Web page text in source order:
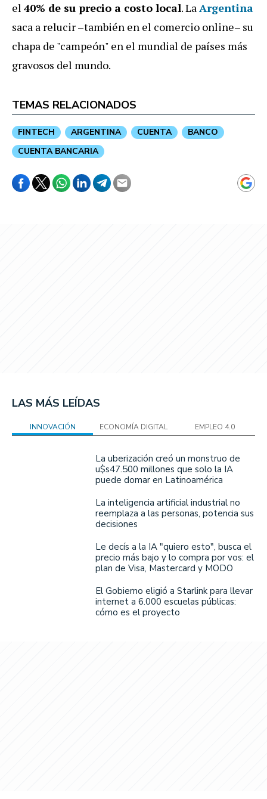
el 40% de su precio a costo local. LaArgentina
saca a relucir –también en el comercio online– su
chapa de "campeón" en el mundial de países más
gravosos del mundo.
TEMAS RELACIONADOS
FINTECH ARGENTINA CUENTA
BANCO
CUENTA BANCARIA
LAS MÁS LEÍDAS
INNOVACIÓN ECONOMÍA DIGITAL EMPLEO 4.0
La uberización creó un monstruo de
u$s47.500 millones que solo la IA
puede domar en Latinoamérica
La inteligencia artificial industrial no
reemplaza a las personas, potencia sus
decisiones
Le decís a la IA "quiero esto", busca el
precio más bajo y lo compra por vos: el
plan de Visa, Mastercard y MODO
El Gobierno eligió a Starlink para llevar
internet a 6.000 escuelas públicas:
cómo es el proyecto